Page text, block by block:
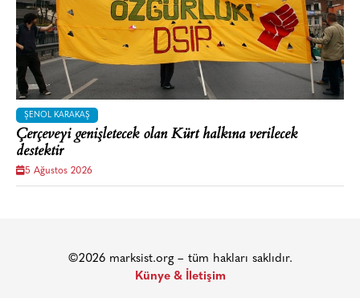
ŞENOL KARAKAŞ
Çerçeveyi genişletecek olan Kürt halkına verilecek
destektir
5 Ağustos 2026
©2026 marksist.org – tüm hakları saklıdır.
Künye & İletişim